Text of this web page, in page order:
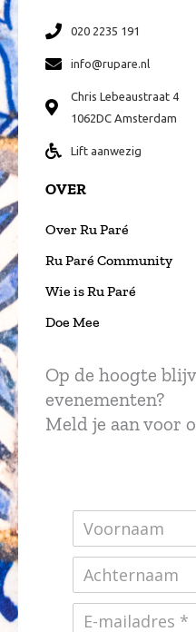
020 2235 191
info@rupare.nl
Chris Lebeaustraat 4
1062DC Amsterdam
Lift aanwezig
OVER
Over Ru Paré
Ru Paré Community
Wie is Ru Paré
Doe Mee
Op de hoogte
evenementen?
Meld je aan voor